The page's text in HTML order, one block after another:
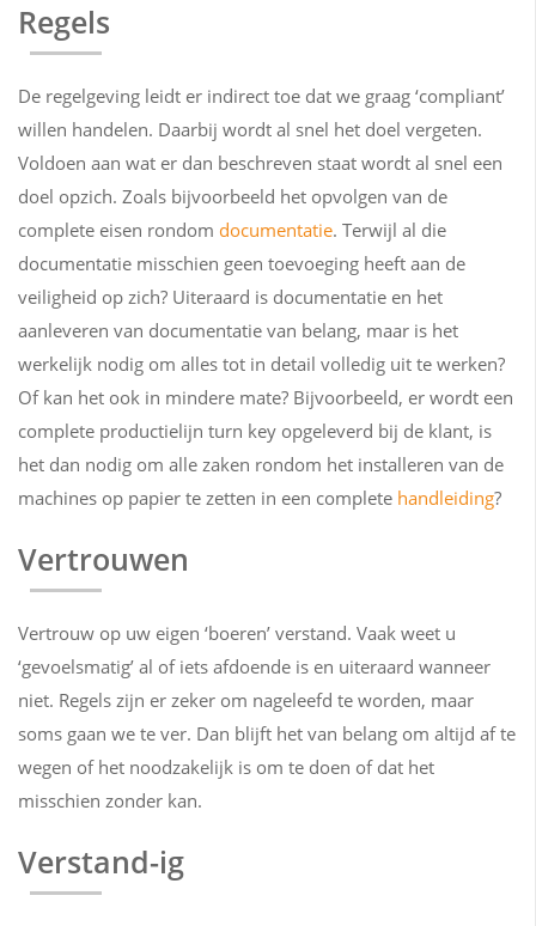
Regels
De regelgeving leidt er indirect toe dat we graag ‘compliant’
willen handelen. Daarbij wordt al snel het doel vergeten.
Voldoen aan wat er dan beschreven staat wordt al snel een
doel opzich. Zoals bijvoorbeeld het opvolgen van de
complete eisen rondom documentatie. Terwijl al die
documentatie misschien geen toevoeging heeft aan de
veiligheid op zich? Uiteraard is documentatie en het
aanleveren van documentatie van belang, maar is het
werkelijk nodig om alles tot in detail volledig uit te werken?
Of kan het ook in mindere mate? Bijvoorbeeld, er wordt een
complete productielijn turn key opgeleverd bij de klant, is
het dan nodig om alle zaken rondom het installeren van de
machines op papier te zetten in een complete handleiding?
Vertrouwen
Vertrouw op uw eigen ‘boeren’ verstand. Vaak weet u
‘gevoelsmatig’ al of iets afdoende is en uiteraard wanneer
niet. Regels zijn er zeker om nageleefd te worden, maar
soms gaan we te ver. Dan blijft het van belang om altijd af te
wegen of het noodzakelijk is om te doen of dat het
misschien zonder kan.
Verstand-ig